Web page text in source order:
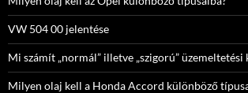
VW 504 00 jelentése
Mi számít „normál” illetve „szigorú”
Milyen olaj kell a Honda Accord különböző